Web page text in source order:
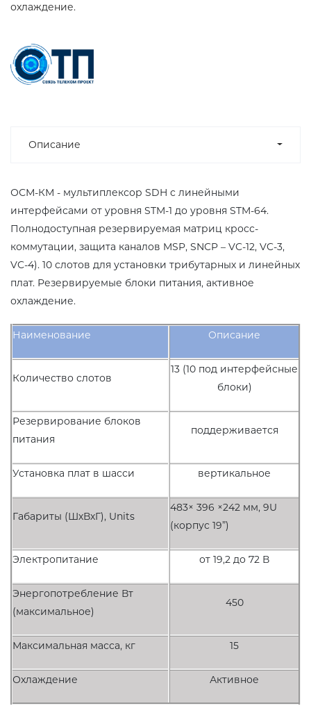
охлаждение.
Описание
ОСМ-КМ - мультиплексор SDH c линейными
интерфейсами от уровня STM-1 до уровня STM-64.
Полнодоступная резервируемая матриц кросс-
коммутации, защита каналов MSP, SNCP – VC-12, VC-3,
VC-4). 10 слотов для установки трибутарных и линейных
плат. Резервируемые блоки питания, активное
охлаждение.
Наименование Описание
Количество слотов
13 (10 под интерфейсные
блоки)
Резервирование блоков
питания
поддерживается
Установка плат в шасси вертикальное
Габариты (ШхВхГ), Units
483× 396 ×242 мм, 9U
(корпус 19”)
Электропитание от 19,2 до 72 В
Энергопотребление Вт
(максимальное)
450
Максимальная масса, кг 15
Охлаждение Активное